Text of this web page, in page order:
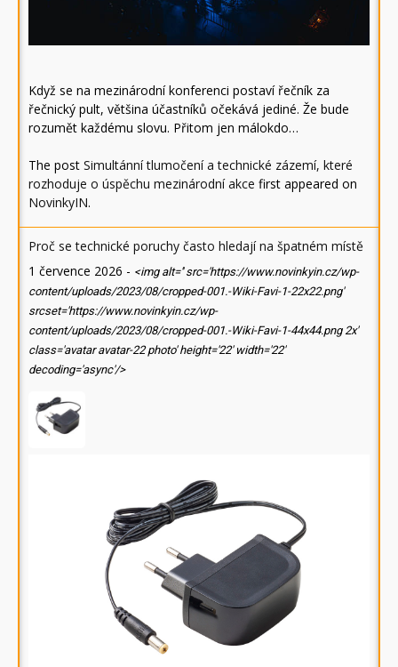
Když se na mezinárodní konferenci postaví řečník za
řečnický pult, většina účastníků očekává jediné. Že bude
rozumět každému slovu. Přitom jen málokdo…
The post Simultánní tlumočení a technické zázemí, které
rozhoduje o úspěchu mezinárodní akce first appeared on
NovinkyIN.
Proč se technické poruchy často hledají na špatném místě
1 července 2026 - <img alt='' src='https://www.novinkyin.cz/wp-
content/uploads/2023/08/cropped-001.-Wiki-Favi-1-22x22.png'
srcset='https://www.novinkyin.cz/wp-
content/uploads/2023/08/cropped-001.-Wiki-Favi-1-44x44.png 2x'
class='avatar avatar-22 photo' height='22' width='22'
decoding='async'/>